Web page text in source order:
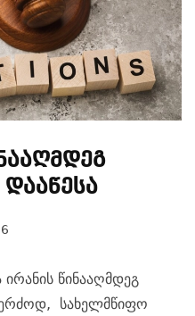
Დააწესა
წინააღმდეგ
სახელმწიფო